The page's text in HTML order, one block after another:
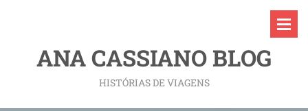
ANA CASSIANO BLOG
HISTÓRIAS DE VIAGENS